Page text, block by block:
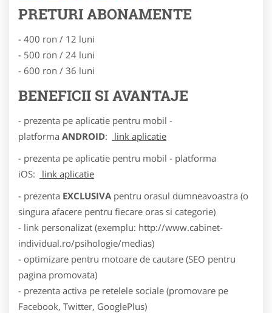
PRETURI ABONAMENTE
- 400 ron / 12 luni
- 500 ron / 24 luni
- 600 ron / 36 luni
BENEFICII SI AVANTAJE
- prezenta pe aplicatie pentru mobil -
platforma ANDROID:
link aplicatie
- prezenta pe aplicatie pentru mobil - platforma
iOS:
link aplicatie
- prezenta EXCLUSIVA pentru orasul dumneavoastra (o
singura afacere pentru fiecare oras si categorie)
- link personalizat (exemplu: http://www.cabinet-
individual.ro/psihologie/medias)
- optimizare pentru motoare de cautare (SEO pentru
pagina promovata)
- prezenta activa pe retelele sociale (promovare pe
Facebook, Twitter, GooglePlus)